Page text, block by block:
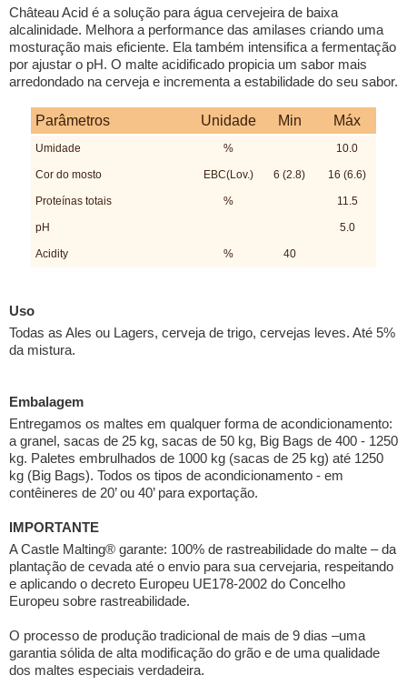
Château Acid é a solução para água cervejeira de baixa
alcalinidade. Melhora a performance das amilases criando uma
mosturação mais eficiente. Ela também intensifica a fermentação
por ajustar o pH. O malte acidificado propicia um sabor mais
arredondado na cerveja e incrementa a estabilidade do seu sabor.
Parâmetros Unidade Min Máx
Umidade % 10.0
Cor do mosto EBC(Lov.) 6 (2.8) 16 (6.6)
Proteínas totais % 11.5
pH 5.0
Acidity % 40
Uso
Todas as Ales ou Lagers, cerveja de trigo, cervejas leves. Até 5%
da mistura.
Embalagem
Entregamos os maltes em qualquer forma de acondicionamento:
a granel, sacas de 25 kg, sacas de 50 kg, Big Bags de 400 - 1250
kg. Paletes embrulhados de 1000 kg (sacas de 25 kg) até 1250
kg (Big Bags). Todos os tipos de acondicionamento - em
contêineres de 20’ ou 40’ para exportação.
IMPORTANTE
A Castle Malting® garante: 100% de rastreabilidade do malte – da
plantação de cevada até o envio para sua cervejaria, respeitando
e aplicando o decreto Europeu UE178-2002 do Concelho
Europeu sobre rastreabilidade.
O processo de produção tradicional de mais de 9 dias –uma
garantia sólida de alta modificação do grão e de uma qualidade
dos maltes especiais verdadeira.